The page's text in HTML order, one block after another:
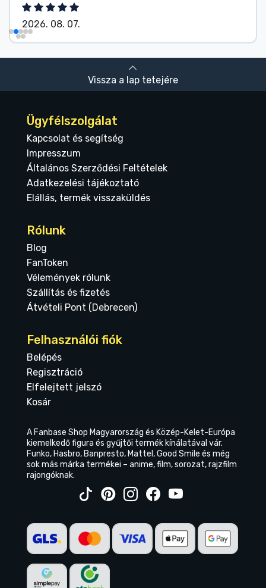
2026. 08. 07.
Vissza a lap tetejére
Ügyfélszolgálat
Kapcsolat és segítség
Impresszum
Általános Szerződési Feltételek
Adatkezelési tájékoztató
Elállás, termék visszaküldés
Rólunk
Blog
FanToken
Vélemények rólunk
Szállítás és fizetés
Átvételi Pont (Debrecen)
Felhasználói fiók
Belépés
Regisztráció
Elfelejtett jelszó
Kosár
A Fanbase Shop Magyarország és Közép-Kelet-Európa
kiemelkedő figura és gyűjtői termék kínálatával vár.
Funko, Hasbro, Banpresto, Mattel, Good Smile és még
sok más márka termékei – anime, film, sorozat, rajzfilm
rajongóknak.